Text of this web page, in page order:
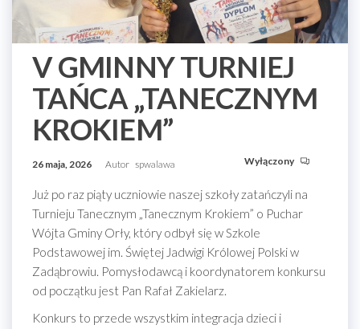
V GMINNY TURNIEJ
TAŃCA „TANECZNYM
KROKIEM”
26 maja, 2026 Autor spwalawa Wyłączony
Już po raz piąty uczniowie naszej szkoły zatańczyli na
Turnieju Tanecznym „Tanecznym Krokiem” o Puchar
Wójta Gminy Orły, który odbył się w Szkole
Podstawowej im. Świętej Jadwigi Królowej Polski w
Zadąbrowiu. Pomysłodawcą i koordynatorem konkursu
od początku jest Pan Rafał Zakielarz.
Konkurs to przede wszystkim integracja dzieci i